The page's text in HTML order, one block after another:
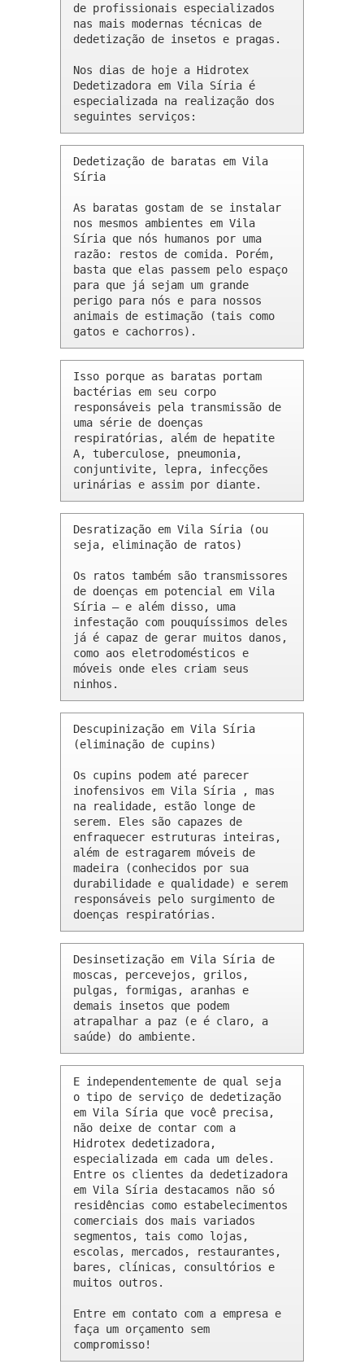
de profissionais especializados
nas mais modernas técnicas de
dedetização de insetos e pragas.
Nos dias de hoje a Hidrotex
Dedetizadora em Vila Síria é
especializada na realização dos
seguintes serviços:
Dedetização de baratas em Vila
Síria
As baratas gostam de se instalar
nos mesmos ambientes em Vila
Síria que nós humanos por uma
razão: restos de comida. Porém,
basta que elas passem pelo espaço
para que já sejam um grande
perigo para nós e para nossos
animais de estimação (tais como
gatos e cachorros).
Isso porque as baratas portam
bactérias em seu corpo
responsáveis pela transmissão de
uma série de doenças
respiratórias, além de hepatite
A, tuberculose, pneumonia,
conjuntivite, lepra, infecções
urinárias e assim por diante.
Desratização em Vila Síria (ou
seja, eliminação de ratos)
Os ratos também são transmissores
de doenças em potencial em Vila
Síria – e além disso, uma
infestação com pouquíssimos deles
já é capaz de gerar muitos danos,
como aos eletrodomésticos e
móveis onde eles criam seus
ninhos.
Descupinização em Vila Síria
(eliminação de cupins)
Os cupins podem até parecer
inofensivos em Vila Síria , mas
na realidade, estão longe de
serem. Eles são capazes de
enfraquecer estruturas inteiras,
além de estragarem móveis de
madeira (conhecidos por sua
durabilidade e qualidade) e serem
responsáveis pelo surgimento de
doenças respiratórias.
Desinsetização em Vila Síria de
moscas, percevejos, grilos,
pulgas, formigas, aranhas e
demais insetos que podem
atrapalhar a paz (e é claro, a
saúde) do ambiente.
E independentemente de qual seja
o tipo de serviço de dedetização
em Vila Síria que você precisa,
não deixe de contar com a
Hidrotex dedetizadora,
especializada em cada um deles.
Entre os clientes da dedetizadora
em Vila Síria destacamos não só
residências como estabelecimentos
comerciais dos mais variados
segmentos, tais como lojas,
escolas, mercados, restaurantes,
bares, clínicas, consultórios e
muitos outros.
Entre em contato com a empresa e
faça um orçamento sem
compromisso!